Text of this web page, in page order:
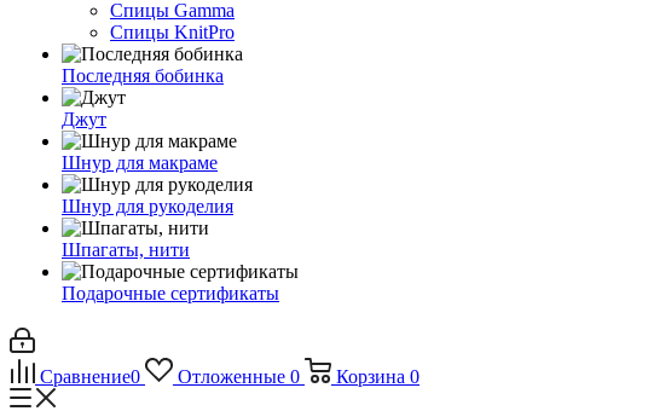
Спицы Gamma
Спицы KnitPro
Последняя бобинка
Джут
Шнур для макраме
Шнур для рукоделия
Шпагаты, нити
Подарочные сертификаты
Сравнение0 Отложенные 0 Корзина 0